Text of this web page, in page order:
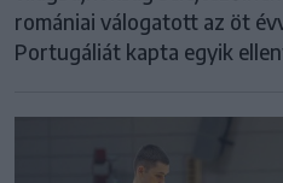
romániai válogatott az öt
Portugáliát kapta egyik